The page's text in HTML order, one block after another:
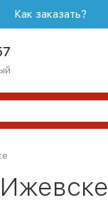
Как заказать?